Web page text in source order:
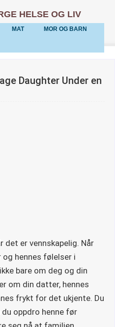
HELSE OG LIV
MAT MOR OG BARN
Daughter Under en
det er vennskapelig. Når
hennes følelser i
bare om deg og din
om din datter, hennes
frykt for det ukjente. Du
oppdro henne før